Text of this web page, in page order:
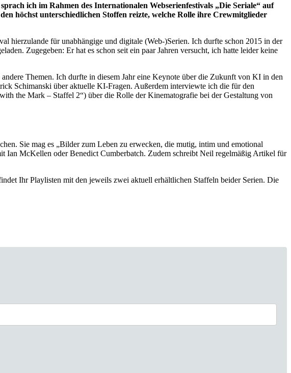
ich im Rahmen des Internationalen Webserienfestivals „Die Seriale“ auf
höchst unterschiedlichen Stoffen reizte, welche Rolle ihre Crewmitglieder
hierzulande für unabhängige und digitale (Web-)Serien. Ich durfte schon 2015 in der
Zugegeben: Er hat es schon seit ein paar Jahren versucht, ich hatte leider keine
Themen. Ich durfte in diesem Jahr eine Keynote über die Zukunft von KI in den
Schimanski über aktuelle KI-Fragen. Außerdem interviewte ich die für den
the Mark – Staffel 2“) über die Rolle der Kinematografie bei der Gestaltung von
Sie mag es „Bilder zum Leben zu erwecken, die mutig, intim und emotional
Ian McKellen oder Benedict Cumberbatch. Zudem schreibt Neil regelmäßig Artikel für
Ihr Playlisten mit den jeweils zwei aktuell erhältlichen Staffeln beider Serien. Die